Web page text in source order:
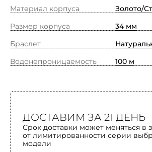
Материал корпуса
Золото/
Размер корпуса
34 мм
Браслет
Водонепроницаемость
100 м
ДОСТАВИМ ЗА 21 ДЕНЬ
Срок доставки может меняться в
от лимитированности серии
модели